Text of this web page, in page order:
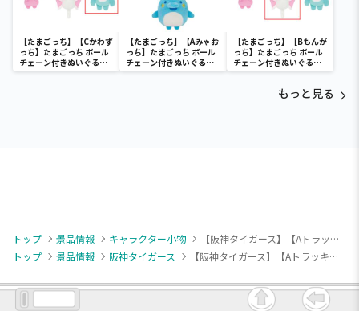
【たまごっち】【Cかわず
っち】たまごっち ボール
チェーン付きぬいぐるみ
～Tamagotchi
【たまごっち】【Aみゃお
っち】たまごっち ボール
チェーン付きぬいぐるみ
～Tamagotchi
【たまごっち】【Bもんが
っち】たまごっち ボール
チェーン付きぬいぐるみ
～Tamagotchi
もっと見る
トップ 景品情報 キャラクター小物
【阪神タイガース】【Aトラッキー】阪神タイガース キャラクター マスコットぬいぐるみ
トップ
景品情報 阪神タイガース 【阪神タイガース】【Aトラッキー】阪神タイガース キャラクター マスコットぬいぐるみ